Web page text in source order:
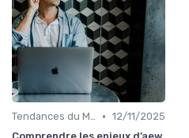
Tendances du Marché Immobilier • 12/11/2025